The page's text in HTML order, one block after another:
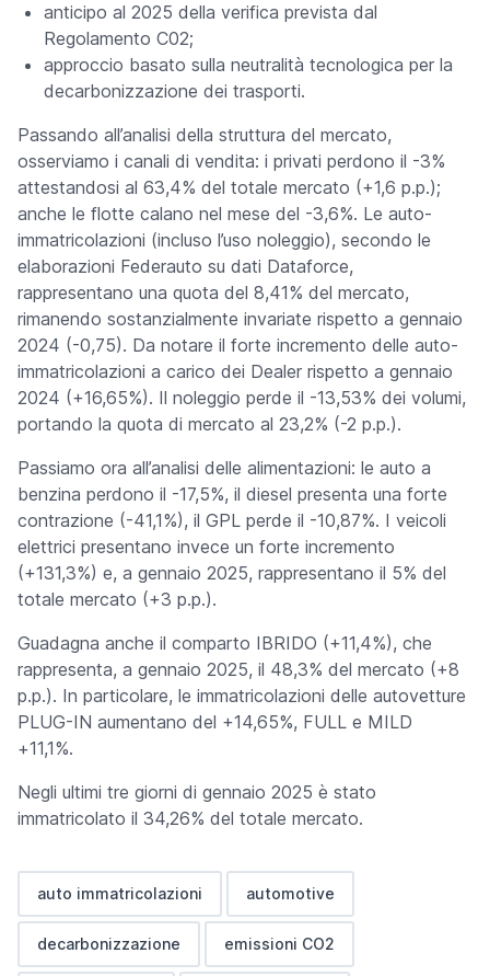
anticipo al 2025 della verifica prevista dal
Regolamento C02;
approccio basato sulla neutralità tecnologica per la
decarbonizzazione dei trasporti.
Passando all’analisi della struttura del mercato,
osserviamo i canali di vendita: i privati perdono il -3%
attestandosi al 63,4% del totale mercato (+1,6 p.p.);
anche le flotte calano nel mese del -3,6%. Le auto-
immatricolazioni (incluso l’uso noleggio), secondo le
elaborazioni Federauto su dati Dataforce,
rappresentano una quota del 8,41% del mercato,
rimanendo sostanzialmente invariate rispetto a gennaio
2024 (-0,75). Da notare il forte incremento delle auto-
immatricolazioni a carico dei Dealer rispetto a gennaio
2024 (+16,65%). Il noleggio perde il -13,53% dei volumi,
portando la quota di mercato al 23,2% (-2 p.p.).
Passiamo ora all’analisi delle alimentazioni: le auto a
benzina perdono il -17,5%, il diesel presenta una forte
contrazione (-41,1%), il GPL perde il -10,87%. I veicoli
elettrici presentano invece un forte incremento
(+131,3%) e, a gennaio 2025, rappresentano il 5% del
totale mercato (+3 p.p.).
Guadagna anche il comparto IBRIDO (+11,4%), che
rappresenta, a gennaio 2025, il 48,3% del mercato (+8
p.p.). In particolare, le immatricolazioni delle autovetture
PLUG-IN aumentano del +14,65%, FULL e MILD
+11,1%.
Negli ultimi tre giorni di gennaio 2025 è stato
immatricolato il 34,26% del totale mercato.
auto immatricolazioni automotive
decarbonizzazione emissioni CO2